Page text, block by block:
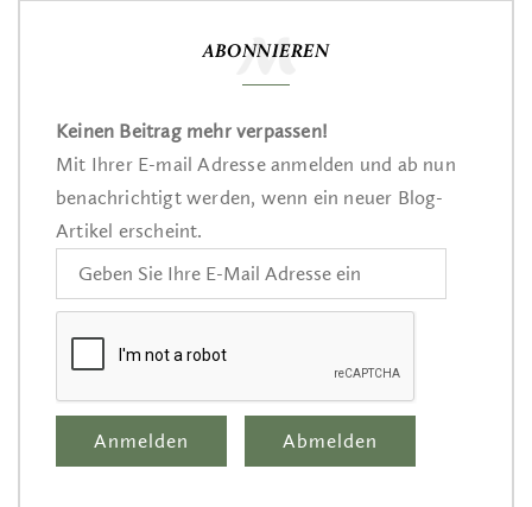
ABONNIEREN
Keinen Beitrag mehr verpassen!
Mit Ihrer E-mail Adresse anmelden und ab nun
benachrichtigt werden, wenn ein neuer Blog-
Artikel erscheint.